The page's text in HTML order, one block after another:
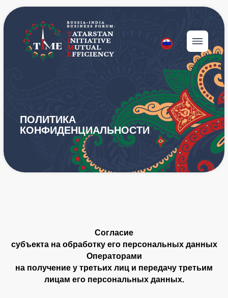
Согласие
субъекта на обработку его персональных данных
Операторами
на получение у третьих лиц и передачу третьим
лицам его персональных данных.